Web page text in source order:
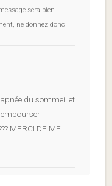
sera bien
ne donnez donc
du sommeil et
MERCI DE ME